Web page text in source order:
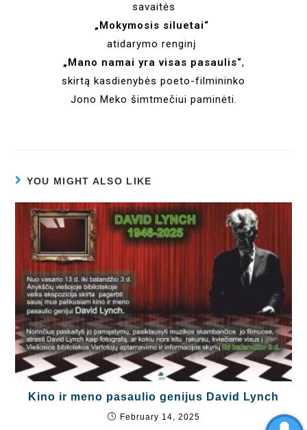
savaitės
„Mokymosis siluetai“
atidarymo renginį
„Mano namai yra visas pasaulis“,
skirtą kasdienybės poeto-filmininko
Jono Meko šimtmečiui paminėti.
YOU MIGHT ALSO LIKE
Kino ir meno pasaulio genijus David Lynch
February 14, 2025